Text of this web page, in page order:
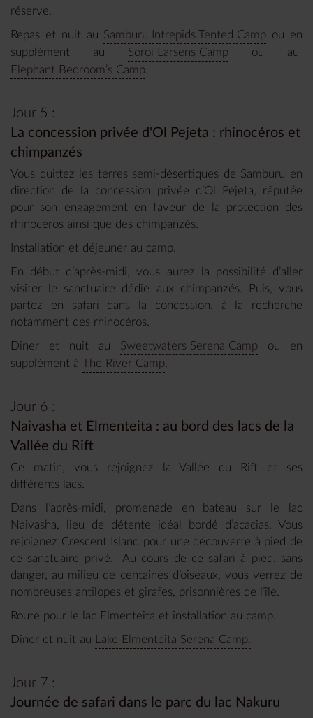
réserve.
Repas et nuit au Samburu Intrepids Tented Camp ou en
supplément au Soroi Larsens Camp ou au
Elephant Bedroom’s Camp
Jour 5 :
La concession privée d'Ol Pejeta : rhinocéros et
chimpanzés
Vous quittez les terres semi-désertiques de Samburu en
direction de la concession privée d’Ol Pejeta, réputée
pour son engagement en faveur de la protection des
rhinocéros ainsi que des chimpanzés.
Installation et déjeuner au camp.
En début d’après-midi, vous aurez la possibilité d’aller
visiter le sanctuaire dédié aux chimpanzés. Puis, vous
partez en safari dans la concession, à la recherche
notamment des rhinocéros.
Dîner et nuit au Sweetwaters Serena Camp ou en
supplément à The River Camp
Jour 6 :
Naivasha et Elmenteita : au bord des lacs de la
Vallée du Rift
Ce matin, vous rejoignez la Vallée du Rift et ses
différents lacs.
Dans l’après-midi, promenade en bateau sur le lac
Naivasha, lieu de détente idéal bordé d’acacias. Vous
rejoignez Crescent Island pour une découverte à pied de
ce sanctuaire privé. Au cours de ce safari à pied, sans
danger, au milieu de centaines d’oiseaux, vous verrez de
nombreuses antilopes et girafes, prisonnières de l’île.
Route pour le lac Elmenteita et installation au camp.
Dîner et nuit au
Lake Elmenteita Serena Camp.
Jour 7 :
Journée de safari dans le parc du lac Nakuru